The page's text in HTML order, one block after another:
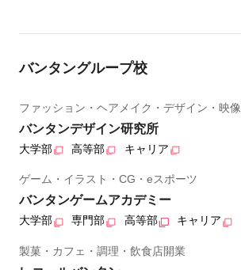
バンタングループ校
ファッション・ヘアメイク・デザイン・映像
バンタンデザイン研究所
大学部 高等部 キャリア
ゲーム・イラスト・CG・eスポーツ
バンタンゲームアカデミー
大学部 専門部 高等部 キャリア
製菓・カフェ・調理・飲食店開業